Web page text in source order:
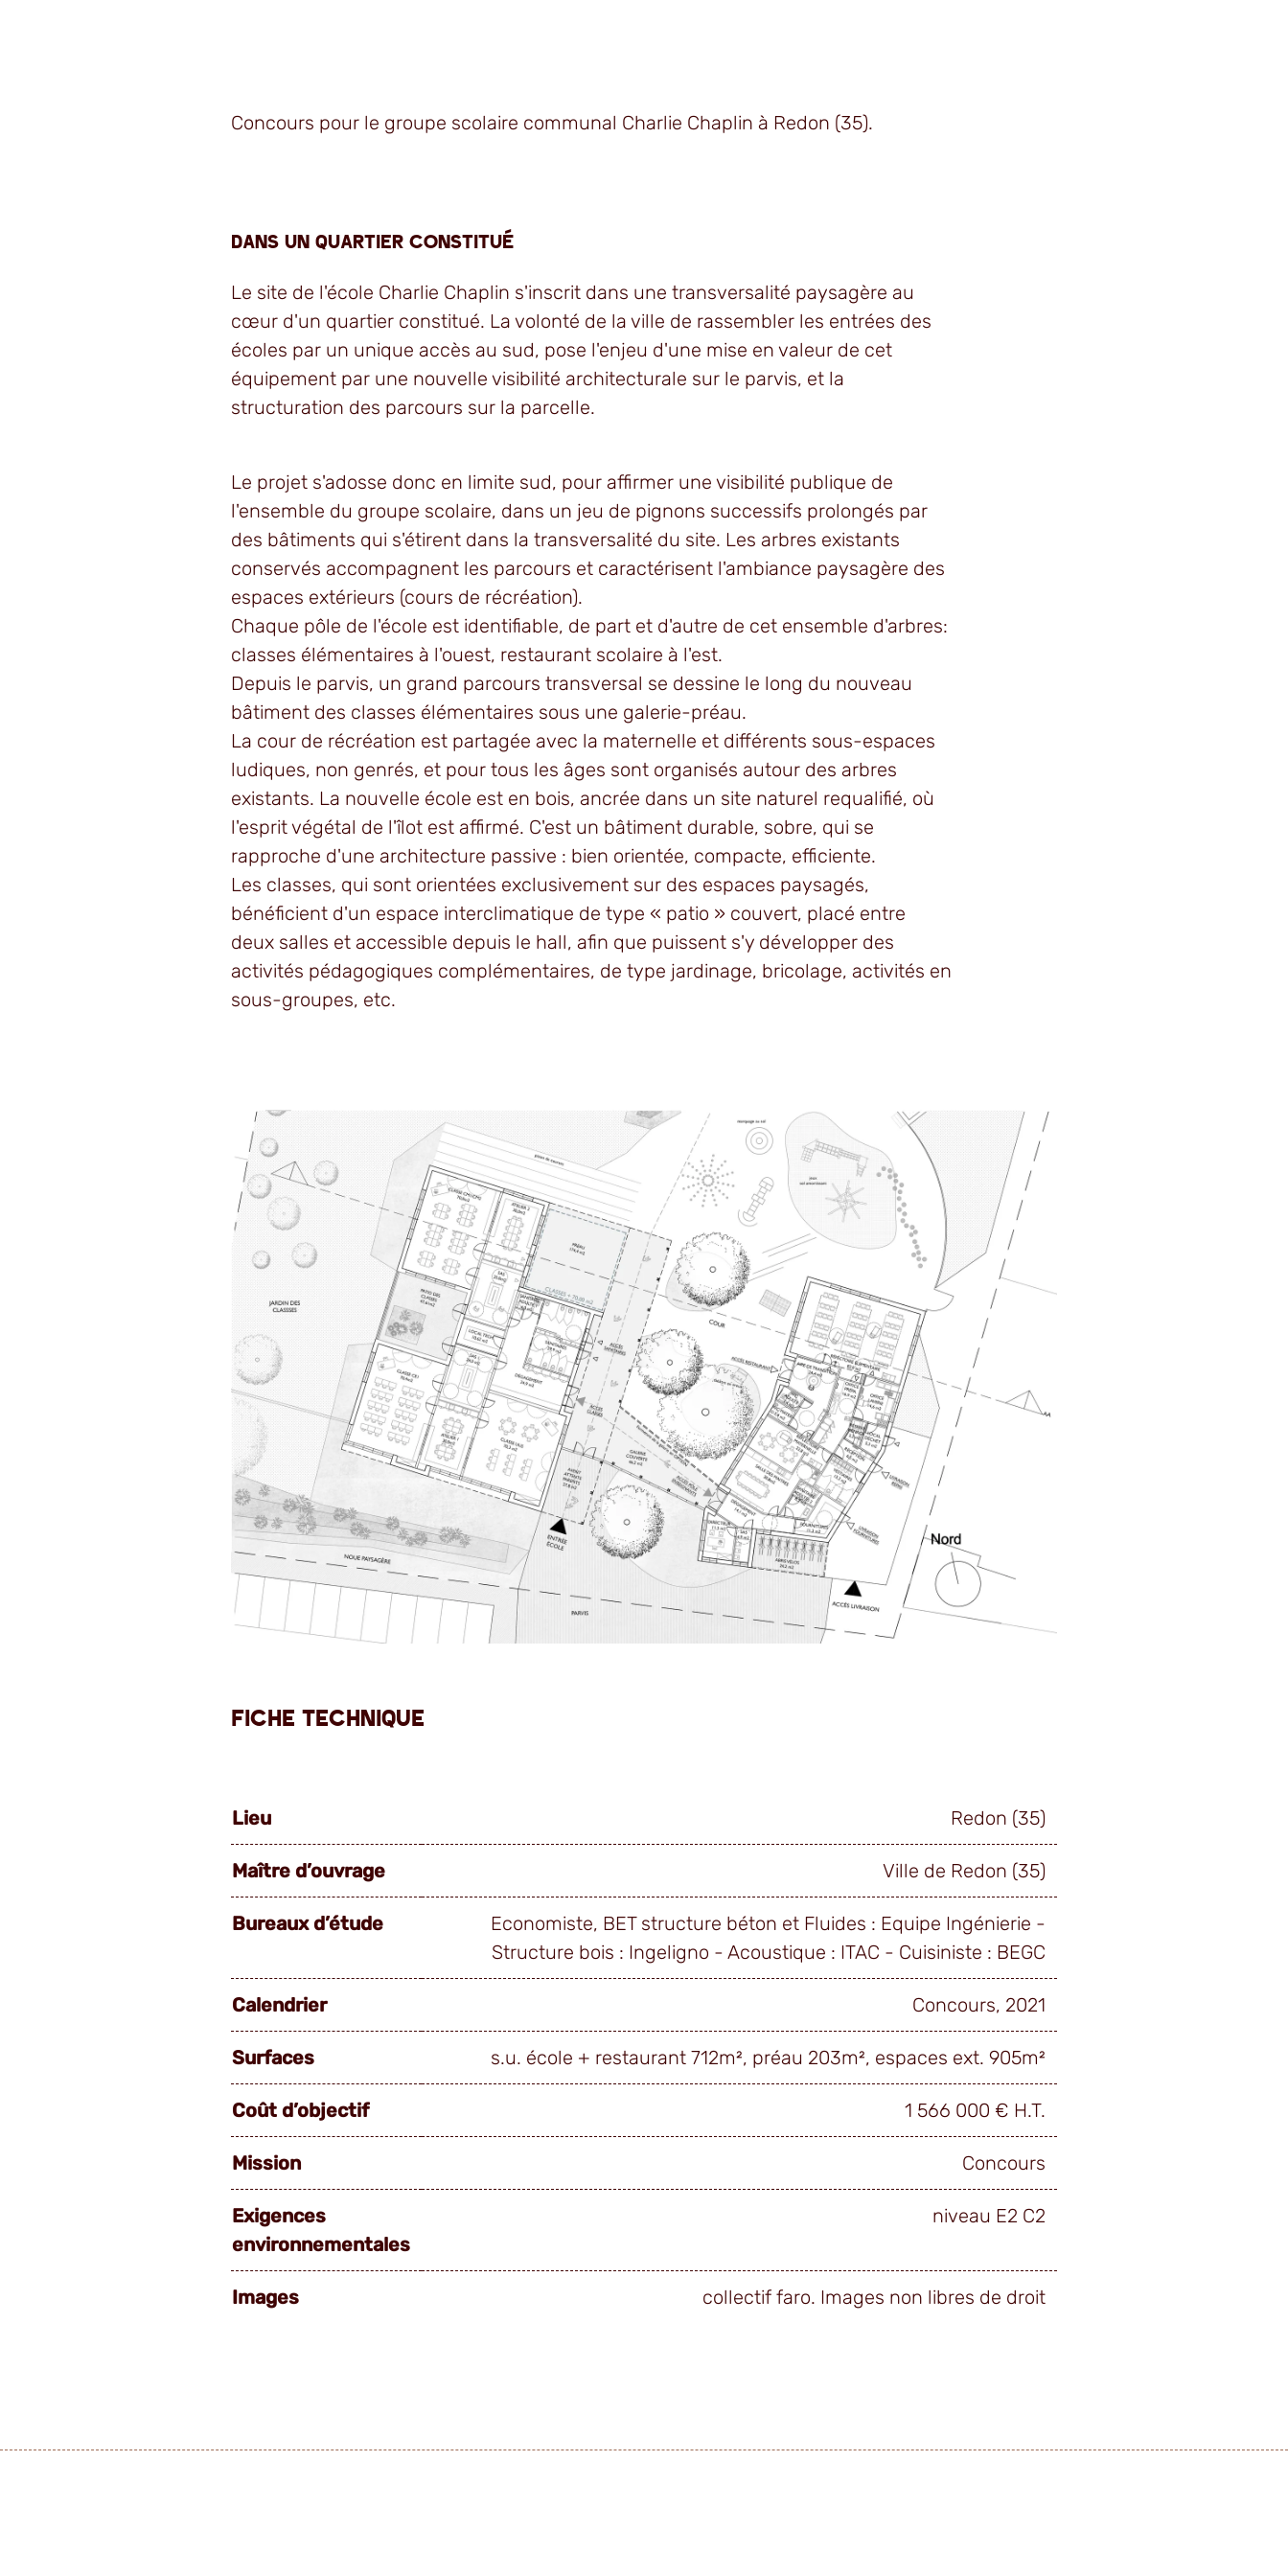
Concours pour le groupe scolaire communal Charlie Chaplin à Redon (35).
Dans un quartier constitué
Le site de l'école Charlie Chaplin s'inscrit dans une transversalité paysagère au
cœur d'un quartier constitué. La volonté de la ville de rassembler les entrées des
écoles par un unique accès au sud, pose l'enjeu d'une mise en valeur de cet
équipement par une nouvelle visibilité architecturale sur le parvis, et la
structuration des parcours sur la parcelle.
Le projet s'adosse donc en limite sud, pour affirmer une visibilité publique de
l'ensemble du groupe scolaire, dans un jeu de pignons successifs prolongés par
des bâtiments qui s'étirent dans la transversalité du site. Les arbres existants
conservés accompagnent les parcours et caractérisent l'ambiance paysagère des
espaces extérieurs (cours de récréation).
Chaque pôle de l'école est identifiable, de part et d'autre de cet ensemble d'arbres:
classes élémentaires à l'ouest, restaurant scolaire à l'est.
Depuis le parvis, un grand parcours transversal se dessine le long du nouveau
bâtiment des classes élémentaires sous une galerie-préau.
La cour de récréation est partagée avec la maternelle et différents sous-espaces
ludiques, non genrés, et pour tous les âges sont organisés autour des arbres
existants. La nouvelle école est en bois, ancrée dans un site naturel requalifié, où
l'esprit végétal de l'îlot est affirmé. C'est un bâtiment durable, sobre, qui se
rapproche d'une architecture passive : bien orientée, compacte, efficiente.
Les classes, qui sont orientées exclusivement sur des espaces paysagés,
bénéficient d'un espace interclimatique de type « patio » couvert, placé entre
deux salles et accessible depuis le hall, afin que puissent s'y développer des
activités pédagogiques complémentaires, de type jardinage, bricolage, activités en
sous-groupes, etc.
Agrandir
FICHE TECHNIQUE
Lieu Redon (35)
Maître d’ouvrage Ville de Redon (35)
Bureaux d’étude
Economiste, BET structure béton et Fluides : Equipe Ingénierie -
Structure bois : Ingeligno - Acoustique : ITAC - Cuisiniste : BEGC
Calendrier Concours, 2021
Surfaces s.u. école + restaurant 712m², préau 203m², espaces ext. 905m²
Coût d’objectif 1 566 000 € H.T.
Mission Concours
Exigences
environnementales
niveau E2 C2
Images collectif faro. Images non libres de droit